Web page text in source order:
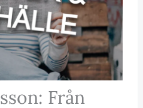
Från